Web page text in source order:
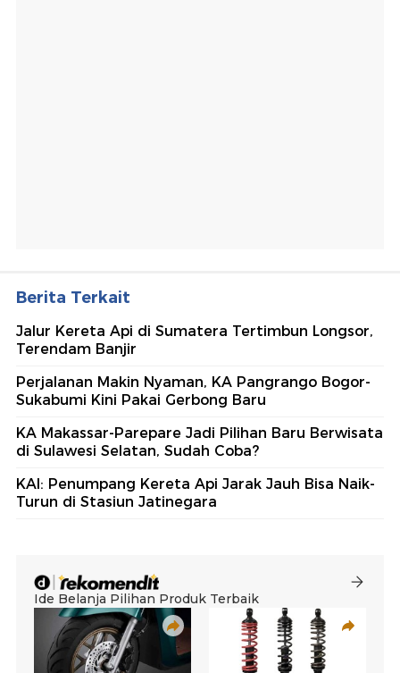
Berita Terkait
Jalur Kereta Api di Sumatera Tertimbun Longsor,
Terendam Banjir
Perjalanan Makin Nyaman, KA Pangrango Bogor-
Sukabumi Kini Pakai Gerbong Baru
KA Makassar-Parepare Jadi Pilihan Baru Berwisata
di Sulawesi Selatan, Sudah Coba?
KAI: Penumpang Kereta Api Jarak Jauh Bisa Naik-
Turun di Stasiun Jatinegara